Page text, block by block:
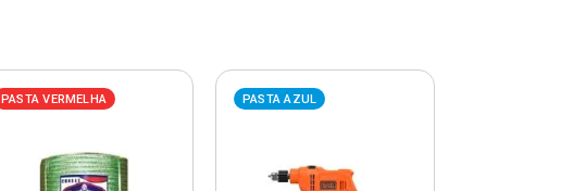
PASTA VERMELHA PASTA AZUL